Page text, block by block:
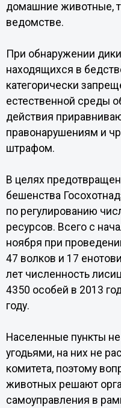
домашние животные,
ведомстве.
При обнаружении
находящихся в
категорически
естественной среды
действия
правонарушениям и
штрафом.
В целях
бешенства
по регулированию
ресурсов. Всего с
ноября при
47 волков и 17
лет численность
4350 особей в 2013
году.
Населенные пункты
угодьями, на них не
комитета, поэтому
животных решают
самоуправления в